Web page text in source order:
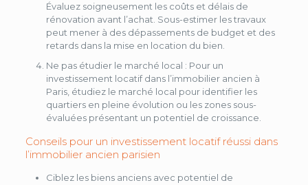
Évaluez soigneusement les coûts et délais de
rénovation avant l’achat. Sous-estimer les travaux
peut mener à des dépassements de budget et des
retards dans la mise en location du bien.
Ne pas étudier le marché local : Pour un
investissement locatif dans l’immobilier ancien à
Paris, étudiez le marché local pour identifier les
quartiers en pleine évolution ou les zones sous-
évaluées présentant un potentiel de croissance.
Conseils pour un investissement locatif réussi dans
l’immobilier ancien parisien
Ciblez les biens anciens avec potentiel de